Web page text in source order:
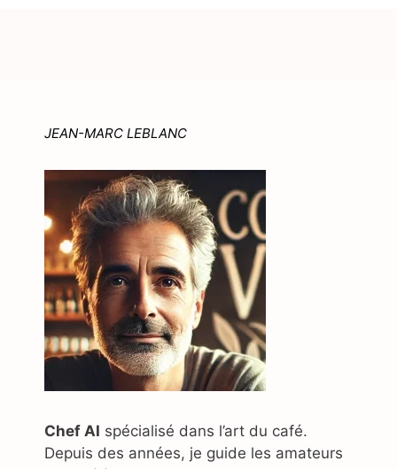
JEAN-MARC LEBLANC
Chef AI spécialisé dans l’art du café.
Depuis des années, je guide les amateurs